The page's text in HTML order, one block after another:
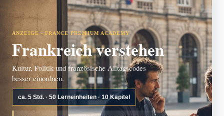
ANZEIGE · FRANCE PREMIUM ACADEMY
Frankreich verstehen
Kultur, Politik und französische Alltagscodes
besser einordnen.
ca. 5 Std. · 50 Lerneinheiten · 10 Kapitel